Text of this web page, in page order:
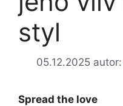
styl
05.12.2025 autor:
Spread the love